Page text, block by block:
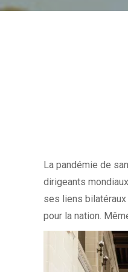
La pandémie de
dirigeants
ses liens
pour la nation.